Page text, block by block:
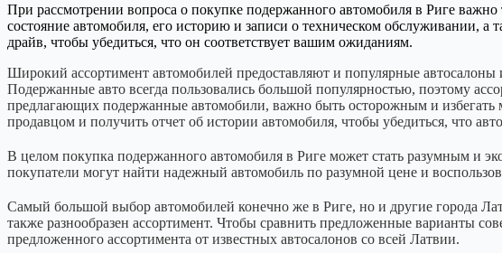
При рассмотрении вопроса о покупке подержанного автомобиля в Риге
состояние автомобиля, его историю и записи о техническом обслуживании, а
драйв, чтобы убедиться, что он соответствует вашим ожиданиям.
Широкий ассортимент автомобилей предоставляют и популярные
Подержанные авто всегда пользовались большой популярностью, поэтому
предлагающих подержанные автомобили, важно быть осторожным и
продавцом и получить отчет об истории автомобиля, чтобы убедиться, что
В целом покупка подержанного автомобиля в Риге может стать разумным и
покупатели могут найти надежный автомобиль по разумной цене и
Самый большой выбор автомобилей конечно же в Риге, но и другие города
также разнообразен ассортимент. Чтобы сравнить предложенные варианты
предложенного ассортимента от известных автосалонов со всей Латвии.